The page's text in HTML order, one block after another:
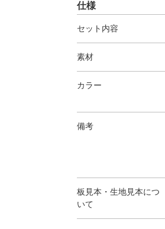
仕様
セット内容
素材
カラー
備考
板見本・生地見本につ
いて